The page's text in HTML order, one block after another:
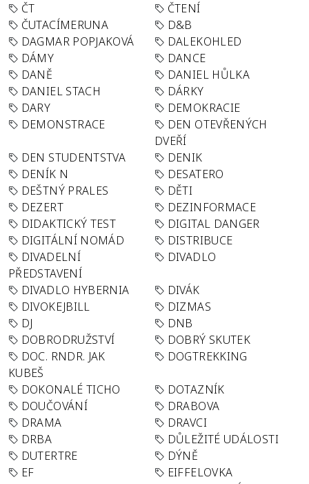
ČT
ČTENÍ
ČUTACÍMERUNA
D&B
DAGMAR POPJAKOVÁ
DALEKOHLED
DÁMY
DANCE
DANĚ
DANIEL HŮLKA
DANIEL STACH
DÁRKY
DARY
DEMOKRACIE
DEMONSTRACE
DEN OTEVŘENÝCH
DVEŘÍ
DEN STUDENTSTVA
DENIK
DENÍK N
DESATERO
DEŠTNÝ PRALES
DĚTI
DEZERT
DEZINFORMACE
DIDAKTICKÝ TEST
DIGITAL DANGER
DIGITÁLNÍ NOMÁD
DISTRIBUCE
DIVADELNÍ
PŘEDSTAVENÍ
DIVADLO
DIVADLO HYBERNIA
DIVÁK
DIVOKEJBILL
DIZMAS
DJ
DNB
DOBRODRUŽSTVÍ
DOBRÝ SKUTEK
DOC. RNDR. JAK
KUBEŠ
DOGTREKKING
DOKONALÉ TICHO
DOTAZNÍK
DOUČOVÁNÍ
DRABOVA
DRAMA
DRAVCI
DRBA
DŮLEŽITÉ UDÁLOSTI
DUTERTRE
DÝNĚ
EF
EIFFELOVKA